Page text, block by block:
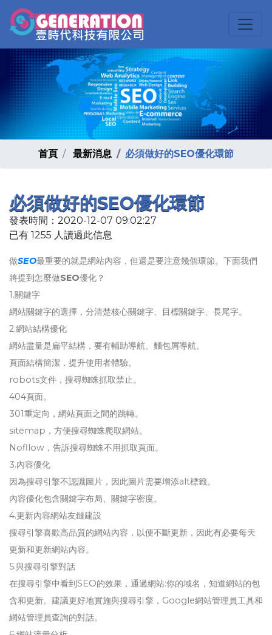
首頁 最新消息 必須做好的SEO優化環節
必須做好的SEO優化環節
發表時間：2020-12-07 09:02:27
已有 1255 人讀過此信息
做SEO最重要的就是網站內容，但還是要注意幾個環節。下面我們
將提到怎麼做SEO優化？
1.關鍵字
網站關鍵字的選擇，分清楚核心關鍵字、目標關鍵字、長尾字。
2.網站結構優化
網站盡量是扁平結構，要有輔助導航、麵包屑導航。
頁面結構簡潔，提升使用者體驗。
robots文件，搜尋蜘蛛抓取禁止。
404頁面。
301重定向，網站頁面之間的跳轉。
sitemap，方便搜尋蜘蛛爬取網站。
Nofllow，告訴搜尋蜘蛛不用抓取頁面。
3.內容優化
因為搜尋引擎不認識圖片，因此圖片需要增添alt標籤。
內容優化包含關鍵字布局、關鍵字密度。
4.更新內容網站友鏈建設
搜尋引擎喜歡高品質的網站內容，以便不斷更新，因此有必要每天
更新和更新網站內容。
5.與搜尋引擎對話
在搜尋引擎中看到SEO的效果，通過網站:你的域名，知道網站的包
含和更新。建議更好地實施與搜尋引擎，Google網站管理員工具和
網站管理員查詢的對話。